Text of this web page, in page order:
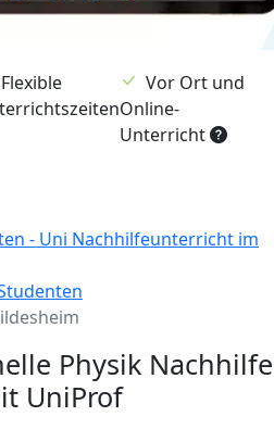
Flexible
Vor Ort und
Online-
Unterricht
- Uni Nachhilfeunterricht im
Physik Nachhilfe
UniProf